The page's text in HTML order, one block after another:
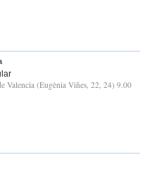
Valencia (Eugènia Viñes, 22, 24) 9.00